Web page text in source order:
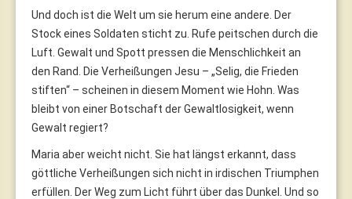
Und doch ist die Welt um sie herum eine andere. Der
Stock eines Soldaten sticht zu. Rufe peitschen durch die
Luft. Gewalt und Spott pressen die Menschlichkeit an
den Rand. Die Verheißungen Jesu – „Selig, die Frieden
stiften“ – scheinen in diesem Moment wie Hohn. Was
bleibt von einer Botschaft der Gewaltlosigkeit, wenn
Gewalt regiert?
Maria aber weicht nicht. Sie hat längst erkannt, dass
göttliche Verheißungen sich nicht in irdischen Triumphen
erfüllen. Der Weg zum Licht führt über das Dunkel. Und so